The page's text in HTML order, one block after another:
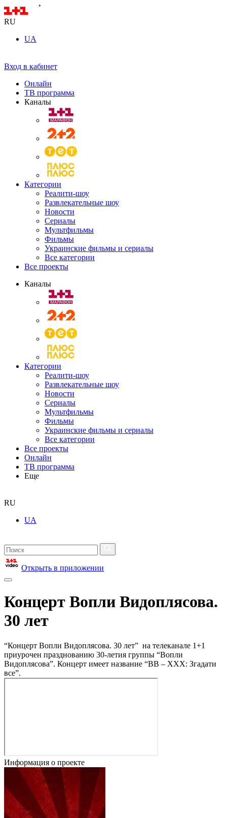
RU
UA
Вход в кабинет
Онлайн
ТВ программа
Каналы
Категории
Реалити-шоу
Развлекательные шоу
Новости
Сериалы
Мультфильмы
Фильмы
Украинские фильмы и сериалы
Все категории
Все проекты
Каналы
Категории
Реалити-шоу
Развлекательные шоу
Новости
Сериалы
Мультфильмы
Фильмы
Украинские фильмы и сериалы
Все категории
Все проекты
Онлайн
ТВ программа
Еще
RU
UA
Открыть в приложении
Концерт Вопли Видоплясова.
30 лет
“Концерт Вопли Видоплясова. 30 лет” на телеканале 1+1
приурочен празднованию 30-летия группы “Вопли
Видоплясова”. Концерт имеет название “ВВ – ХХХ: Згадати
все”.
Информация о проекте